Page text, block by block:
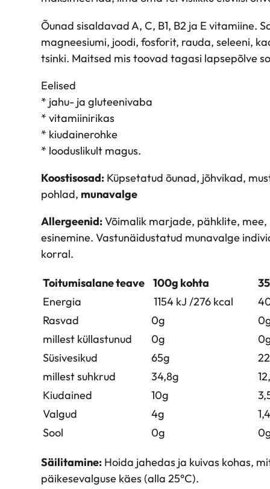
d
e
g
k
o
g
u
s
Õunad sisaldavad A, C, B1, B2 ja E vitamiine.
magneesiumi, joodi, fosforit, rauda, seleeni,
tsinki. Maitsed mis toovad tagasi lapsepõlve
Eelised
* jahu- ja gluteenivaba
* vitamiinirikas
* kiudainerohke
* looduslikult magus.
Koostisosad: Küpsetatud õunad, jõhvikad,
pohlad, munavalge
Allergeenid:Võimalik marjade, pähklite,
esinemine. Vastunäidustatud munavalge
korral.
Toitumisalane teave 100g kohta
Energia
1154 kJ /276 kcal
Rasvad
0g
millest küllastunud
0g
Süsivesikud
65g
millest suhkrud
34,8g
Kiudained
10g
Valgud
4g
Sool
0g
Säilitamine: Hoida jahedas ja kuivas kohas,
päikesevalguse käes (alla 25°C).